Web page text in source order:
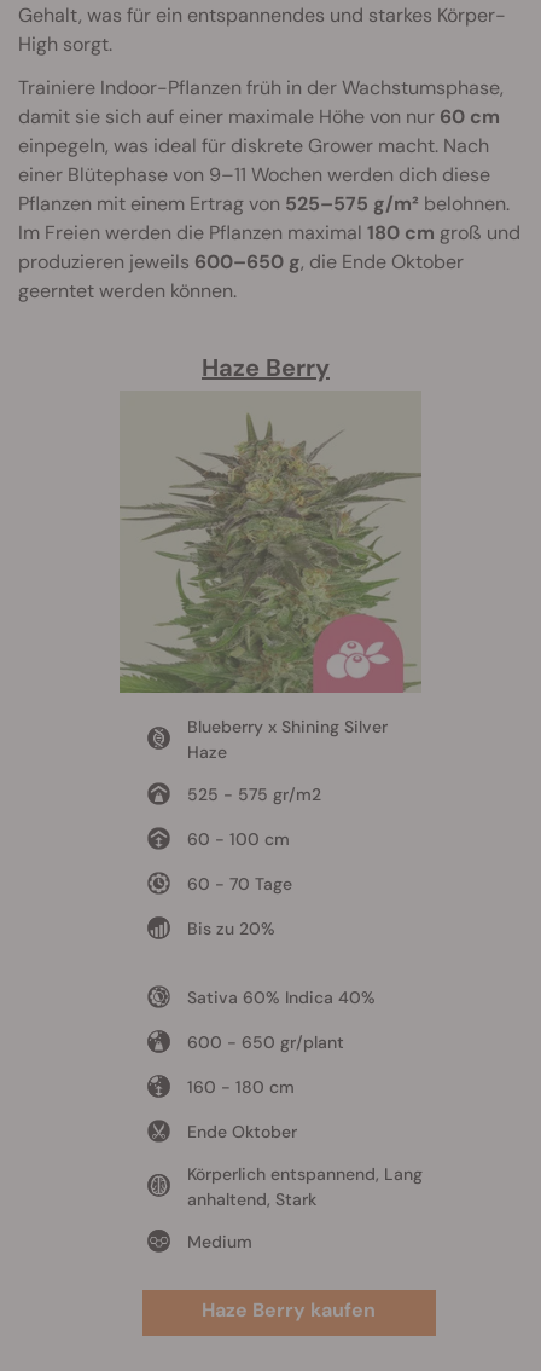
Gehalt, was für ein entspannendes und starkes Körper-
High sorgt.
Trainiere Indoor-Pflanzen früh in der Wachstumsphase,
damit sie sich auf einer maximale Höhe von nur 60 cm
einpegeln, was ideal für diskrete Grower macht. Nach
einer Blütephase von 9–11 Wochen werden dich diese
Pflanzen mit einem Ertrag von 525–575 g/m² belohnen.
Im Freien werden die Pflanzen maximal 180 cm groß und
produzieren jeweils 600–650 g, die Ende Oktober
geerntet werden können.
Haze Berry
Blueberry x Shining Silver
Haze
525 - 575 gr/m2
60 - 100 cm
60 - 70 Tage
Bis zu 20%
Sativa 60% Indica 40%
600 - 650 gr/plant
160 - 180 cm
Ende Oktober
Körperlich entspannend, Lang
anhaltend, Stark
Medium
Haze Berry kaufen